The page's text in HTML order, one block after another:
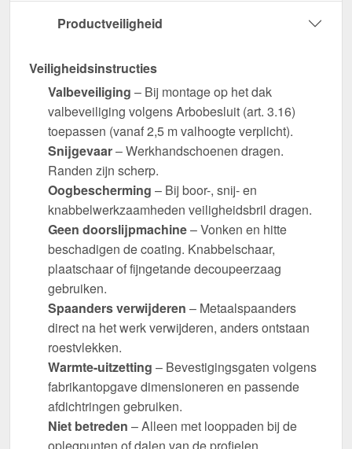
Productveiligheid
Veiligheidsinstructies
Valbeveiliging – Bij montage op het dak
valbeveiliging volgens Arbobesluit (art. 3.16)
toepassen (vanaf 2,5 m valhoogte verplicht).
Snijgevaar– Werkhandschoenen dragen.
Randen zijn scherp.
Oogbescherming – Bij boor-, snij- en
knabbelwerkzaamheden veiligheidsbril dragen.
Geen doorslijpmachine– Vonken en hitte
beschadigen de coating. Knabbelschaar,
plaatschaar of fijngetande decoupeerzaag
gebruiken.
Spaanders verwijderen – Metaalspaanders
direct na het werk verwijderen, anders ontstaan
roestvlekken.
Warmte-uitzetting – Bevestigingsgaten volgens
fabrikantopgave dimensioneren en passende
afdichtringen gebruiken.
Niet betreden – Alleen met looppaden bij de
oplegpunten of dalen van de profielen.